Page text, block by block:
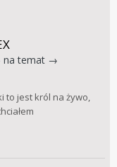
temat →
to jest król na żywo,